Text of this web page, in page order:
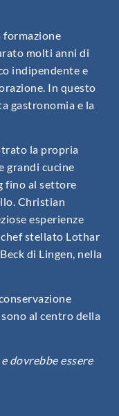
formazione
molti anni di
indipendente e
In questo
gastronomia e la
la propria
grandi cucine
fino al settore
Christian
esperienze
stellato Lothar
di Lingen, nella
al centro della
dovrebbe essere